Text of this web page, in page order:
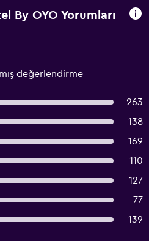
By OYO Yorumları
değerlendirme
263
138
169
110
127
77
139